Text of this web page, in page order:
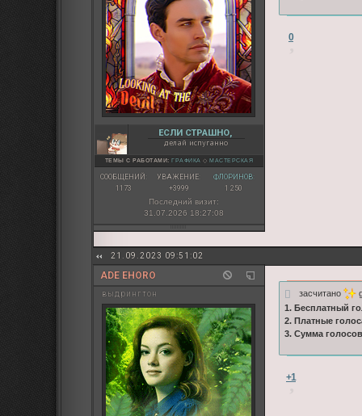
ЕСЛИ СТРАШНО,
делай испуганно
ТЕМЫ С РАБОТАМИ: ГРАФИКА ◇ МАСТЕРСКАЯ
СООБЩЕНИЙ:
1173
УВАЖЕНИЕ:
+3999
ФЛОРИНОВ:
1 250
Последний визит:
31.07.2026 18:27:08
0
21.09.2023 09:51:02
ADE EHORO
выдрингтон засчитано
1. Бесплатный
2. Платные
3. Сумма
+1